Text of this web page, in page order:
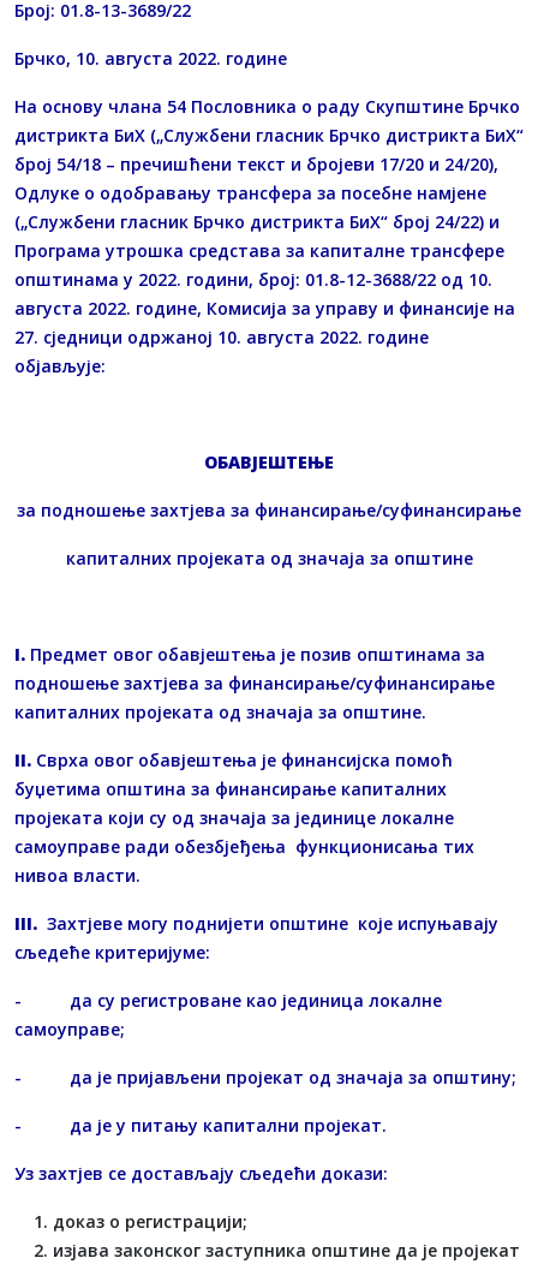
Број: 01.8-13-3689/22
Брчко, 10. августа 2022. године
На основу члана 54 Пословника о раду Скупштине Брчко
дистрикта БиХ („Службени гласник Брчко дистрикта БиХ“
број 54/18 – пречишћени текст и бројеви 17/20 и 24/20),
Одлуке о одобравању трансфера за посебне намјене
(„Службени гласник Брчко дистрикта БиХ“ број 24/22) и
Програма утрошка средстава за капиталне трансфере
општинама у 2022. години, број: 01.8-12-3688/22 од 10.
августа 2022. године, Комисија за управу и финансије на
27. сједници одржаној 10. августа 2022. године
објављује:
ОБАВЈЕШТЕЊЕ
за подношење захтјева за финансирање/суфинансирање
капиталних пројеката од значаја за општине
I. Предмет овог обавјештења је позив општинама за
подношење захтјева за финансирање/суфинансирање
капиталних пројеката од значаја за општине.
II. Сврха овог обавјештења је финансијска помоћ
буџетима општина за финансирање капиталних
пројеката који су од значаја за јединице локалне
самоуправе ради обезбјеђења функционисања тих
нивоа власти.
III. Захтјеве могу поднијети општине које испуњавају
сљедеће критеријуме:
- да су регистроване као јединица локалне
самоуправе;
- да је пријављени пројекат од значаја за општину;
- да је у питању капитални пројекат.
Уз захтјев се достављају сљедећи докази:
доказ о регистрацији;
изјава законског заступника општине да је пројекат